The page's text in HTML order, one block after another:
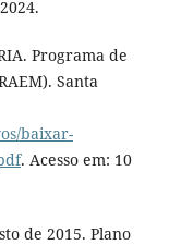
Programa de
Santa
baixar-
. Acesso em: 10
de 2015. Plano